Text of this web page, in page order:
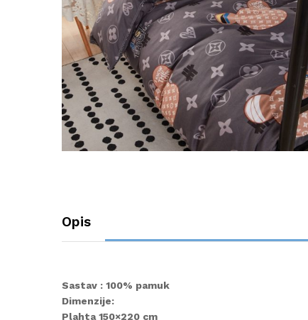
Opis
Sastav : 100% pamuk
Dimenzije:
Plahta 150×220 cm